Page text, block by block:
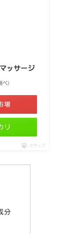
ッサージ
）
場
リ
ポチップ
分